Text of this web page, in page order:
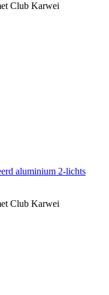
Club Karwei
aluminium 2-lichts
Club Karwei